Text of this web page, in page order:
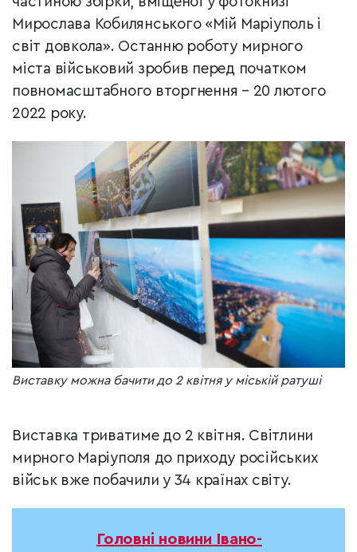
Мирослава Кобилянського «Мій Маріуполь і
світ довкола». Останню роботу мирного
міста військовий зробив перед початком
повномасштабного вторгнення – 20 лютого
2022 року.
Виставку можна бачити до 2 квітня у міській ратуші
Виставка триватиме до 2 квітня. Світлини
мирного Маріуполя до приходу російських
військ вже побачили у 34 країнах світу.
Головні новини Івано-